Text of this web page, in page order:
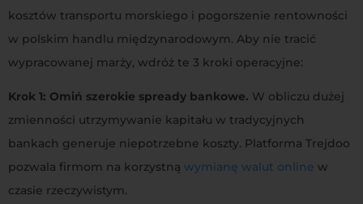
kosztów transportu morskiego i pogorszenie rentowności
w polskim handlu międzynarodowym. Aby nie tracić
wypracowanej marży, wdróż te 3 kroki operacyjne:
Krok 1: Omiń szerokie spready bankowe. W obliczu dużej
zmienności utrzymywanie kapitału w tradycyjnych
bankach generuje niepotrzebne koszty. Platforma Trejdoo
pozwala firmom na korzystną wymianę walut online w
czasie rzeczywistym.